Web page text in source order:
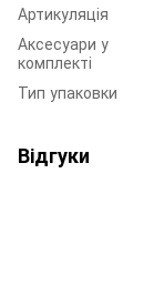
Артикуляція
Аксесуари у
комплекті
Тип упаковки
Відгуки